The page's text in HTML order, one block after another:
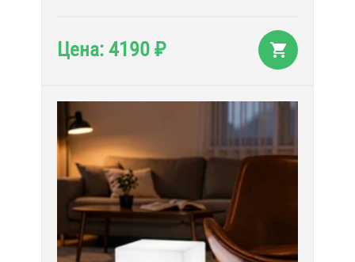
Цена: 4190 ₽